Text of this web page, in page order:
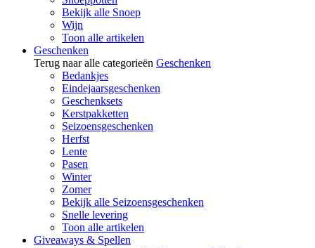
Bekijk alle Snoep
Wijn
Toon alle artikelen
Geschenken
Terug naar alle categorieën Geschenken
Bedankjes
Eindejaarsgeschenken
Geschenksets
Kerstpakketten
Seizoensgeschenken
Herfst
Lente
Pasen
Winter
Zomer
Bekijk alle Seizoensgeschenken
Snelle levering
Toon alle artikelen
Giveaways & Spellen